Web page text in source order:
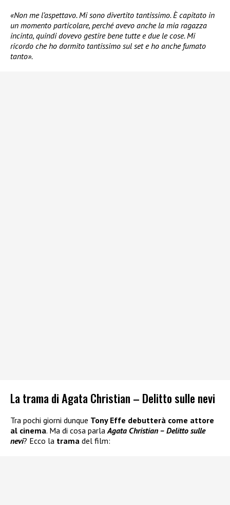
«Non me l’aspettavo. Mi sono divertito tantissimo. È capitato in
un momento particolare, perché avevo anche la mia ragazza
incinta, quindi dovevo gestire bene tutte e due le cose. Mi
ricordo che ho dormito tantissimo sul set e ho anche fumato
tanto».
La trama di Agata Christian – Delitto sulle nevi
Tra pochi giorni dunque Tony Effe debutterà come attore
al cinema. Ma di cosa parlaAgata Christian – Delitto sulle
nevi? Ecco la trama del film: